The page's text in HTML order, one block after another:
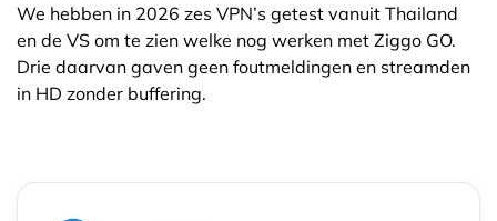
We hebben in 2026 zes VPN’s getest vanuit Thailand
en de VS om te zien welke nog werken met Ziggo GO.
Drie daarvan gaven geen foutmeldingen en streamden
in HD zonder buffering.